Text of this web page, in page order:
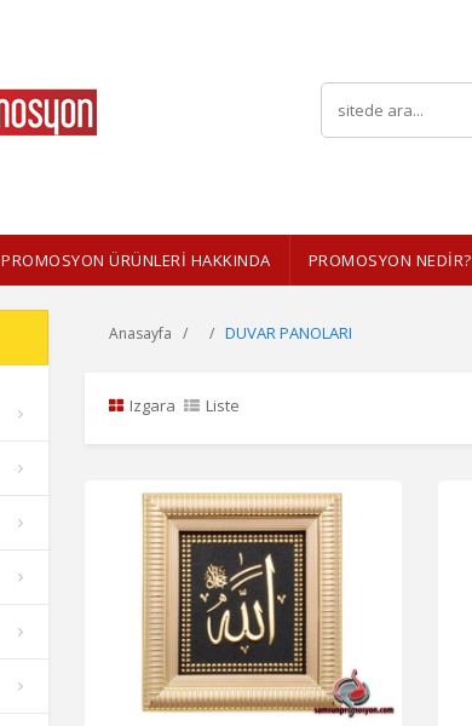
PROMOSYON ÜRÜNLERI HAKKINDA PROMOSYON NEDİR?
Anasayfa DUVAR PANOLARI
Izgara Liste